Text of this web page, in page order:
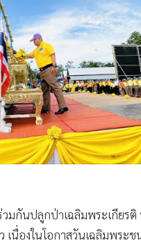
มกันปลูกป่าเฉลิมพระเกียรติ
เนื่องในโอกาสวันเฉลิมพระ